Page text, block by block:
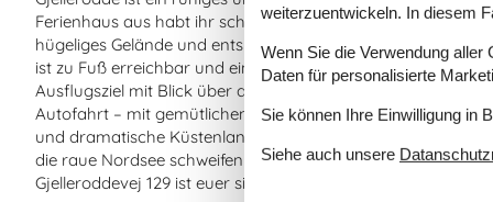
Ferienhaus aus habt ihr schnellen Zugang zu einer
hügeliges Gelände und entspannten Fahrradtouren mit
ist zu Fuß erreichbar und ein echtes Highlight für Kinder,
Ausflugsziel mit Blick über den Limfjord bietet. Wer Lust auf
Autofahrt – mit gemütlichen Cafés, besonderen Läden und
und dramatische Küstenlandschaften findet ihr am
die raue Nordsee schweifen lassen könnt. Egal, welche
Gjelleroddevej 129 ist euer sicherer und behaglicher
weiterzuentwickeln. In diesem
Wenn Sie die Verwendung
Daten für personalisierte
Sie können Ihre Einwilligung in
Siehe auch unsere